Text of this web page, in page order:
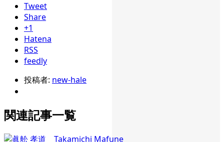
Tweet
Share
+1
Hatena
RSS
feedly
投稿者: new-hale
関連記事一覧